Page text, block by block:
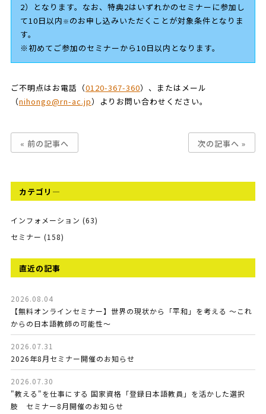
2）となります。なお、特典2はいずれかのセミナーに参加し
て10日以内 ※ のお申し込みいただくことが対象条件となりま
す。
※初めてご参加のセミナーから10日以内となります。
ご不明点はお電話（0120-367-360）、またはメール
（nihongo@rn-ac.jp）よりお問い合わせください。
« 前の記事へ 次の記事へ »
カテゴリ―
インフォメーション (63)
セミナー (158)
直近の記事
2026.08.04
【無料オンラインセミナー】世界の現状から「平和」を考える ～これ
からの日本語教師の可能性～
2026.07.31
2026年8月セミナー開催のお知らせ
2026.07.30
"教える"を仕事にする 国家資格「登録日本語教員」を活かした選択
肢 セミナー8月開催のお知らせ